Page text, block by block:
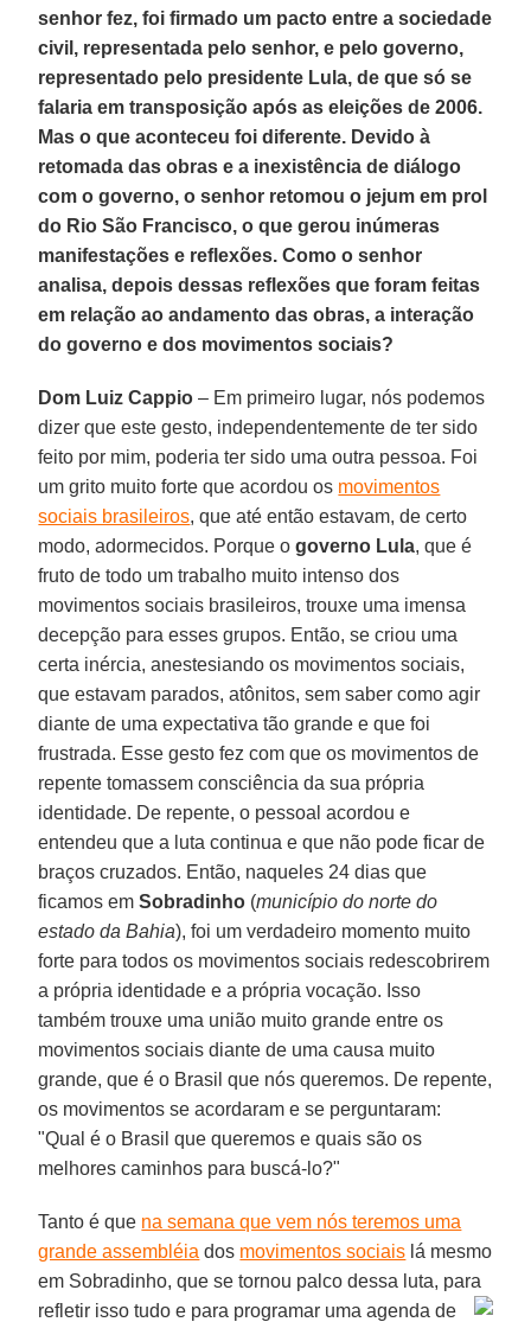
senhor fez, foi firmado um pacto entre a sociedade
civil, representada pelo senhor, e pelo governo,
representado pelo presidente Lula, de que só se
falaria em transposição após as eleições de 2006.
Mas o que aconteceu foi diferente. Devido à
retomada das obras e a inexistência de diálogo
com o governo, o senhor retomou o jejum em prol
do Rio São Francisco, o que gerou inúmeras
manifestações e reflexões. Como o senhor
analisa, depois dessas reflexões que foram feitas
em relação ao andamento das obras, a interação
do governo e dos movimentos sociais?
Dom Luiz Cappio – Em primeiro lugar, nós podemos
dizer que este gesto, independentemente de ter sido
feito por mim, poderia ter sido uma outra pessoa. Foi
um grito muito forte que acordou os movimentos
sociais brasileiros, que até então estavam, de certo
modo, adormecidos. Porque ogoverno Lula, que é
fruto de todo um trabalho muito intenso dos
movimentos sociais brasileiros, trouxe uma imensa
decepção para esses grupos. Então, se criou uma
certa inércia, anestesiando os movimentos sociais,
que estavam parados, atônitos, sem saber como agir
diante de uma expectativa tão grande e que foi
frustrada. Esse gesto fez com que os movimentos de
repente tomassem consciência da sua própria
identidade. De repente, o pessoal acordou e
entendeu que a luta continua e que não pode ficar de
braços cruzados. Então, naqueles 24 dias que
ficamos em Sobradinho (município do norte do
estado da Bahia), foi um verdadeiro momento muito
forte para todos os movimentos sociais redescobrirem
a própria identidade e a própria vocação. Isso
também trouxe uma união muito grande entre os
movimentos sociais diante de uma causa muito
grande, que é o Brasil que nós queremos. De repente,
os movimentos se acordaram e se perguntaram:
"Qual é o Brasil que queremos e quais são os
melhores caminhos para buscá-lo?"
Tanto é que na semana que vem nós teremos uma
grande assembléia dos movimentos sociais lá mesmo
em Sobradinho, que se tornou palco dessa luta, para
refletir isso tudo e para programar uma agenda de